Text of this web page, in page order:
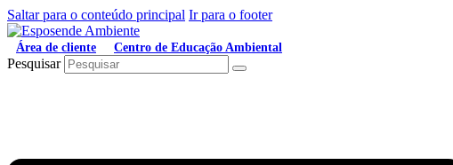
Saltar para o conteúdo principal Ir para o footer
Área de cliente Centro de Educação Ambiental
Pesquisar